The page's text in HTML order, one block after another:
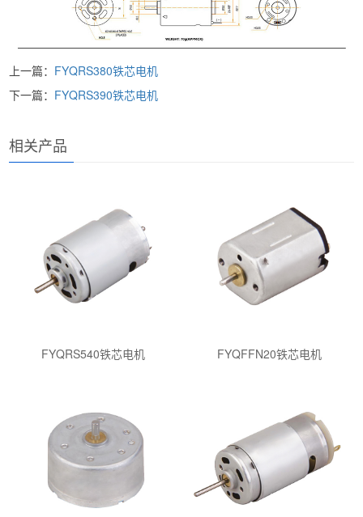
上一篇： FYQRS380铁芯电机
下一篇： FYQRS390铁芯电机
相关产品
FYQRS540铁芯电机 FYQFFN20铁芯电机